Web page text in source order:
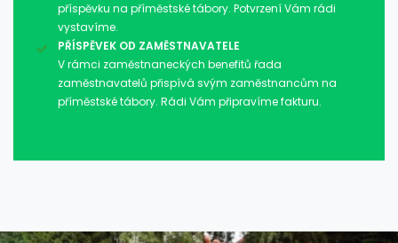
příspěvku na příměstské tábory. Potvrzení Vám rádi
vystavíme.
PŘÍSPĚVEK OD ZAMĚSTNAVATELE
V rámci zaměstnaneckých benefitů řada
zaměstnavatelů přispívá svým zaměstnancům na
příměstské tábory. Rádi Vám připravíme fakturu.